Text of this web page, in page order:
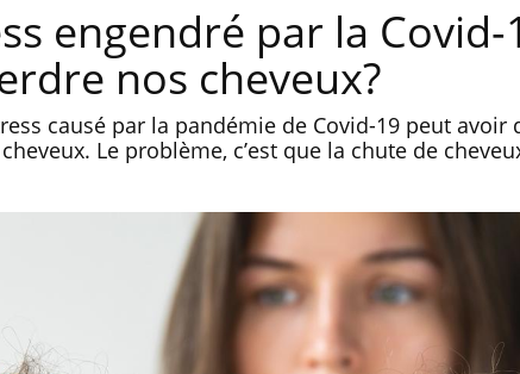
engendré par la
nos cheveux?
causé par la pandémie de Covid-19 peut
Le problème, c’est que la chute de